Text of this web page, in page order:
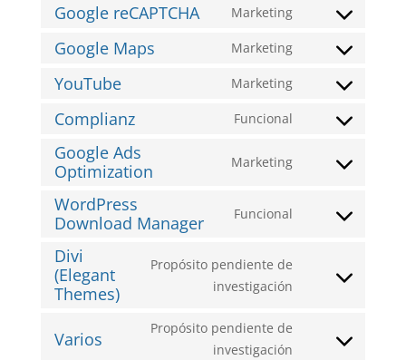
google-
google-
Google reCAPTCHA Marketing
Consent
google-
Google Maps Marketing
Consent
google-
YouTube Marketing
Consent
youtube
Complianz Funcional
Consent
service
Google Ads
Optimization
Marketing
Consent
service
optimization
WordPress
Download Manager
Funcional
Consent
manager
Divi
(Elegant
Themes)
Propósito pendiente de
investigación
Consent
Varios
Propósito pendiente de
investigación
Consent